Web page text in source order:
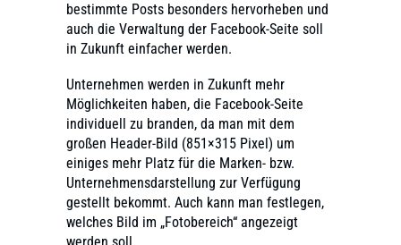
bestimmte Posts besonders hervorheben und
auch die Verwaltung der Facebook-Seite soll
in Zukunft einfacher werden.
Unternehmen werden in Zukunft mehr
Möglichkeiten haben, die Facebook-Seite
individuell zu branden, da man mit dem
großen Header-Bild (851×315 Pixel) um
einiges mehr Platz für die Marken- bzw.
Unternehmensdarstellung zur Verfügung
gestellt bekommt. Auch kann man festlegen,
welches Bild im „Fotobereich“ angezeigt